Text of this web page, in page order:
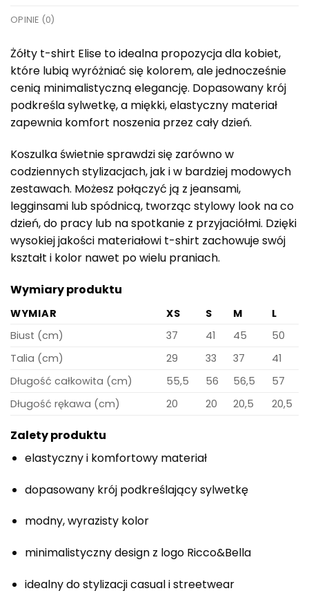
OPINIE (0)
Żółty t-shirt Elise to idealna propozycja dla kobiet,
które lubią wyróżniać się kolorem, ale jednocześnie
cenią minimalistyczną elegancję. Dopasowany krój
podkreśla sylwetkę, a miękki, elastyczny materiał
zapewnia komfort noszenia przez cały dzień.
Koszulka świetnie sprawdzi się zarówno w
codziennych stylizacjach, jak i w bardziej modowych
zestawach. Możesz połączyć ją z jeansami,
legginsami lub spódnicą, tworząc stylowy look na co
dzień, do pracy lub na spotkanie z przyjaciółmi. Dzięki
wysokiej jakości materiałowi t-shirt zachowuje swój
kształt i kolor nawet po wielu praniach.
Wymiary produktu
WYMIAR XS S M
L
Biust (cm)
37 41 45
50
Talia (cm)
29 33 37
41
Długość całkowita (cm)
55,5 56 56,5
57
Długość rękawa (cm)
20 20 20,5 20,5
Zalety produktu
elastyczny i komfortowy materiał
dopasowany krój podkreślający sylwetkę
modny, wyrazisty kolor
minimalistyczny design z logo Ricco&Bella
idealny do stylizacji casual i streetwear